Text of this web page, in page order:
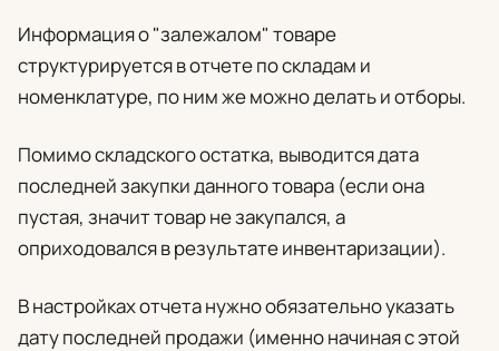
Информация о "залежалом" товаре
структурируется в отчете по складам и
номенклатуре, по ним же можно делать и отборы.
Помимо складского остатка, выводится дата
последней закупки данного товара (если она
пустая, значит товар не закупался, а
оприходовался в результате инвентаризации).
В настройках отчета нужно обязательно указать
дату последней продажи (именно начиная с этой